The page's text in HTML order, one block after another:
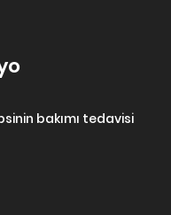
bakımı tedavisi